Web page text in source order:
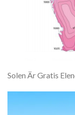
Solen Är Gratis